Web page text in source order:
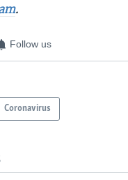
.
Follow us
Coronavirus